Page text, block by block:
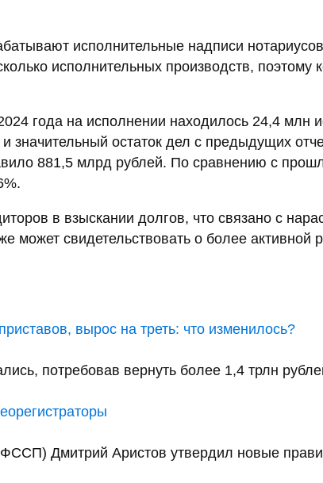
исполнительные надписи
исполнительных производств, поэтому
года на исполнении находилось 24,4 млн
остаток дел с предыдущих
881,5 млрд рублей. По сравнению с
в взыскании долгов, что связано с
может свидетельствовать о более активной
вырос на треть: что изменилось?
потребовав вернуть более 1,4 трлн
Дмитрий Аристов утвердил новые